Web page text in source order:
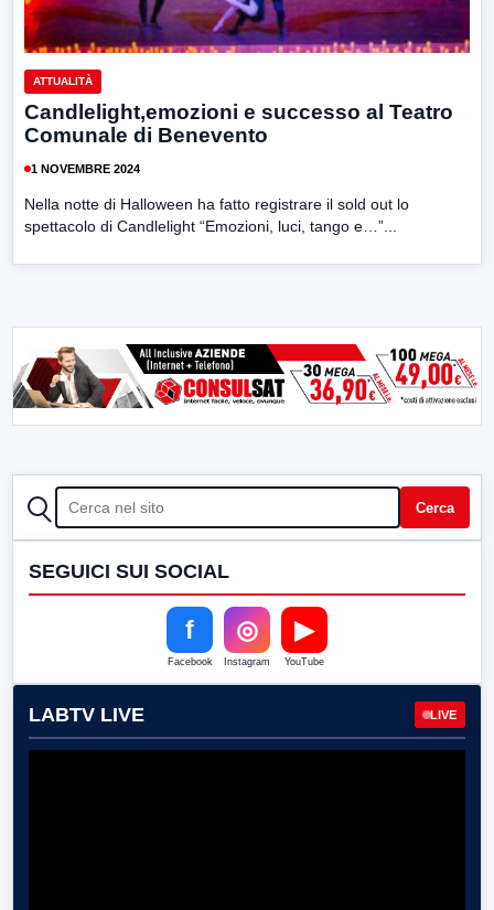
ATTUALITÀ
Candlelight,emozioni e successo al Teatro
Comunale di Benevento
1 NOVEMBRE 2024
Nella notte di Halloween ha fatto registrare il sold out lo
spettacolo di Candlelight “Emozioni, luci, tango e…”...
CERCA Cerca
SEGUICI SUI SOCIAL
f
Facebook
◎
Instagram
▶
YouTube
LABTV LIVE LIVE